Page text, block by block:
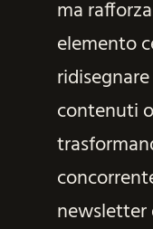
ma
elemento
contenuti
newsletter